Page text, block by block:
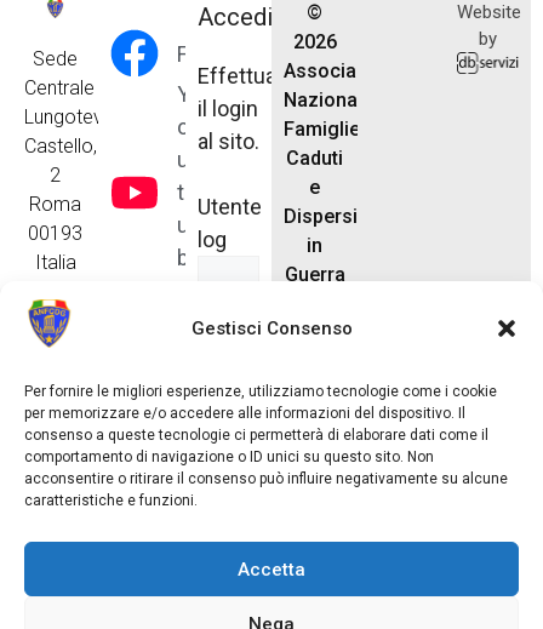
Gestisci Consenso
Per fornire le migliori esperienze, utilizziamo tecnologie come i cookie
per memorizzare e/o accedere alle informazioni del dispositivo. Il
consenso a queste tecnologie ci permetterà di elaborare dati come il
comportamento di navigazione o ID unici su questo sito. Non
acconsentire o ritirare il consenso può influire negativamente su alcune
caratteristiche e funzioni.
Accetta
Nega
Sede
Centrale
Lungotevere
Castello,
2
Roma
00193
Italia
Tel. 06
6875866
Facebook
Y
o
u
t
u
b
Tik
Accedi
Effettua
il login
al sito.
Utente
log
©
2026
Associazione
Nazionale
Famiglie
Caduti
e
Dispersi
in
Guerra
Website
by